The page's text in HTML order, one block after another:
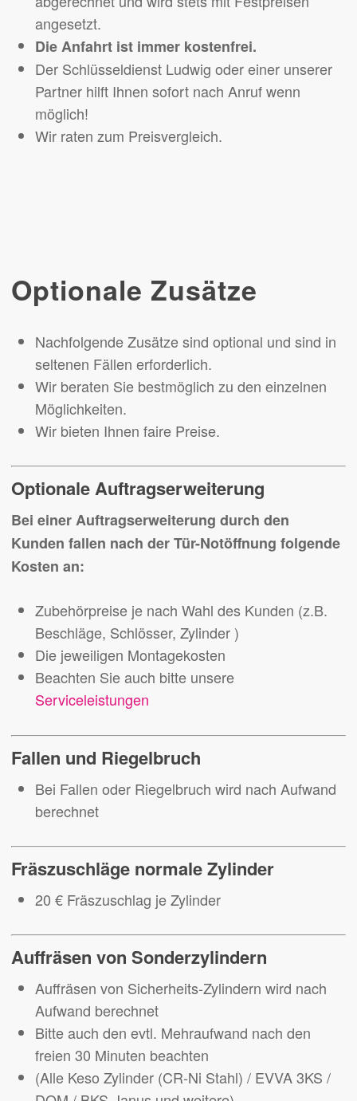
angesetzt.
Die Anfahrt ist immer kostenfrei.
Der Schlüsseldienst Ludwig oder einer unserer
Partner hilft Ihnen sofort nach Anruf wenn
möglich!
Wir raten zum Preisvergleich.
Optionale Zusätze
Nachfolgende Zusätze sind optional und sind in
seltenen Fällen erforderlich.
Wir beraten Sie bestmöglich zu den einzelnen
Möglichkeiten.
Wir bieten Ihnen faire Preise.
Optionale Auftragserweiterung
Bei einer Auftragserweiterung durch den
Kunden fallen nach der Tür-Notöffnung folgende
Kosten an:
Zubehörpreise je nach Wahl des Kunden (z.B.
Beschläge, Schlösser, Zylinder )
Die jeweiligen Montagekosten
Beachten Sie auch bitte unsere
Serviceleistungen
Fallen und Riegelbruch
Bei Fallen oder Riegelbruch wird nach Aufwand
berechnet
Fräszuschläge normale Zylinder
20 € Fräszuschlag je Zylinder
Auffräsen von Sonderzylindern
Auffräsen von Sicherheits-Zylindern wird nach
Aufwand berechnet
Bitte auch den evtl. Mehraufwand nach den
freien 30 Minuten beachten
(Alle Keso Zylinder (CR-Ni Stahl) / EVVA 3KS /